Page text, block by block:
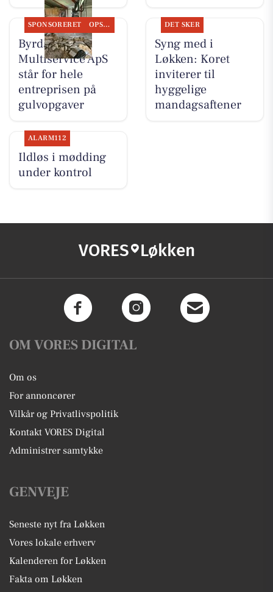
SPONSORERET OPSLAGSTAVLEN
Byrdal
Multiservice ApS
står for hele
entreprisen på
gulvopgaver
DET SKER
Syng med i
Løkken: Koret
inviterer til
hyggelige
mandagsaftener
ALARM112
Ildløs i mødding
under kontrol
VORES Løkken
OM VORES DIGITAL
Om os
For annoncører
Vilkår og Privatlivspolitik
Kontakt VORES Digital
Administrer samtykke
GENVEJE
Seneste nyt fra Løkken
Vores lokale erhverv
Kalenderen for Løkken
Fakta om Løkken